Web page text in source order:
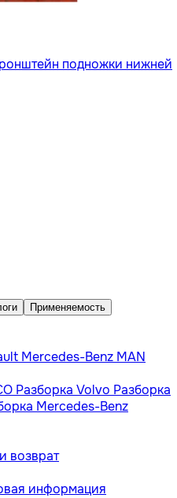
подножки нижней
Применяемость
Mercedes-Benz MAN
Разборка Volvo Разборка
Mercedes-Benz
возврат
информация